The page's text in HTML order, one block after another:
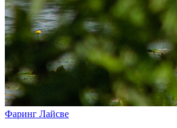
Фаринг Лайсве